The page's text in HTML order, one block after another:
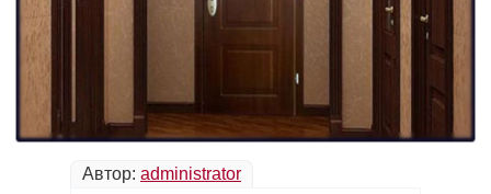
Автор: administrator